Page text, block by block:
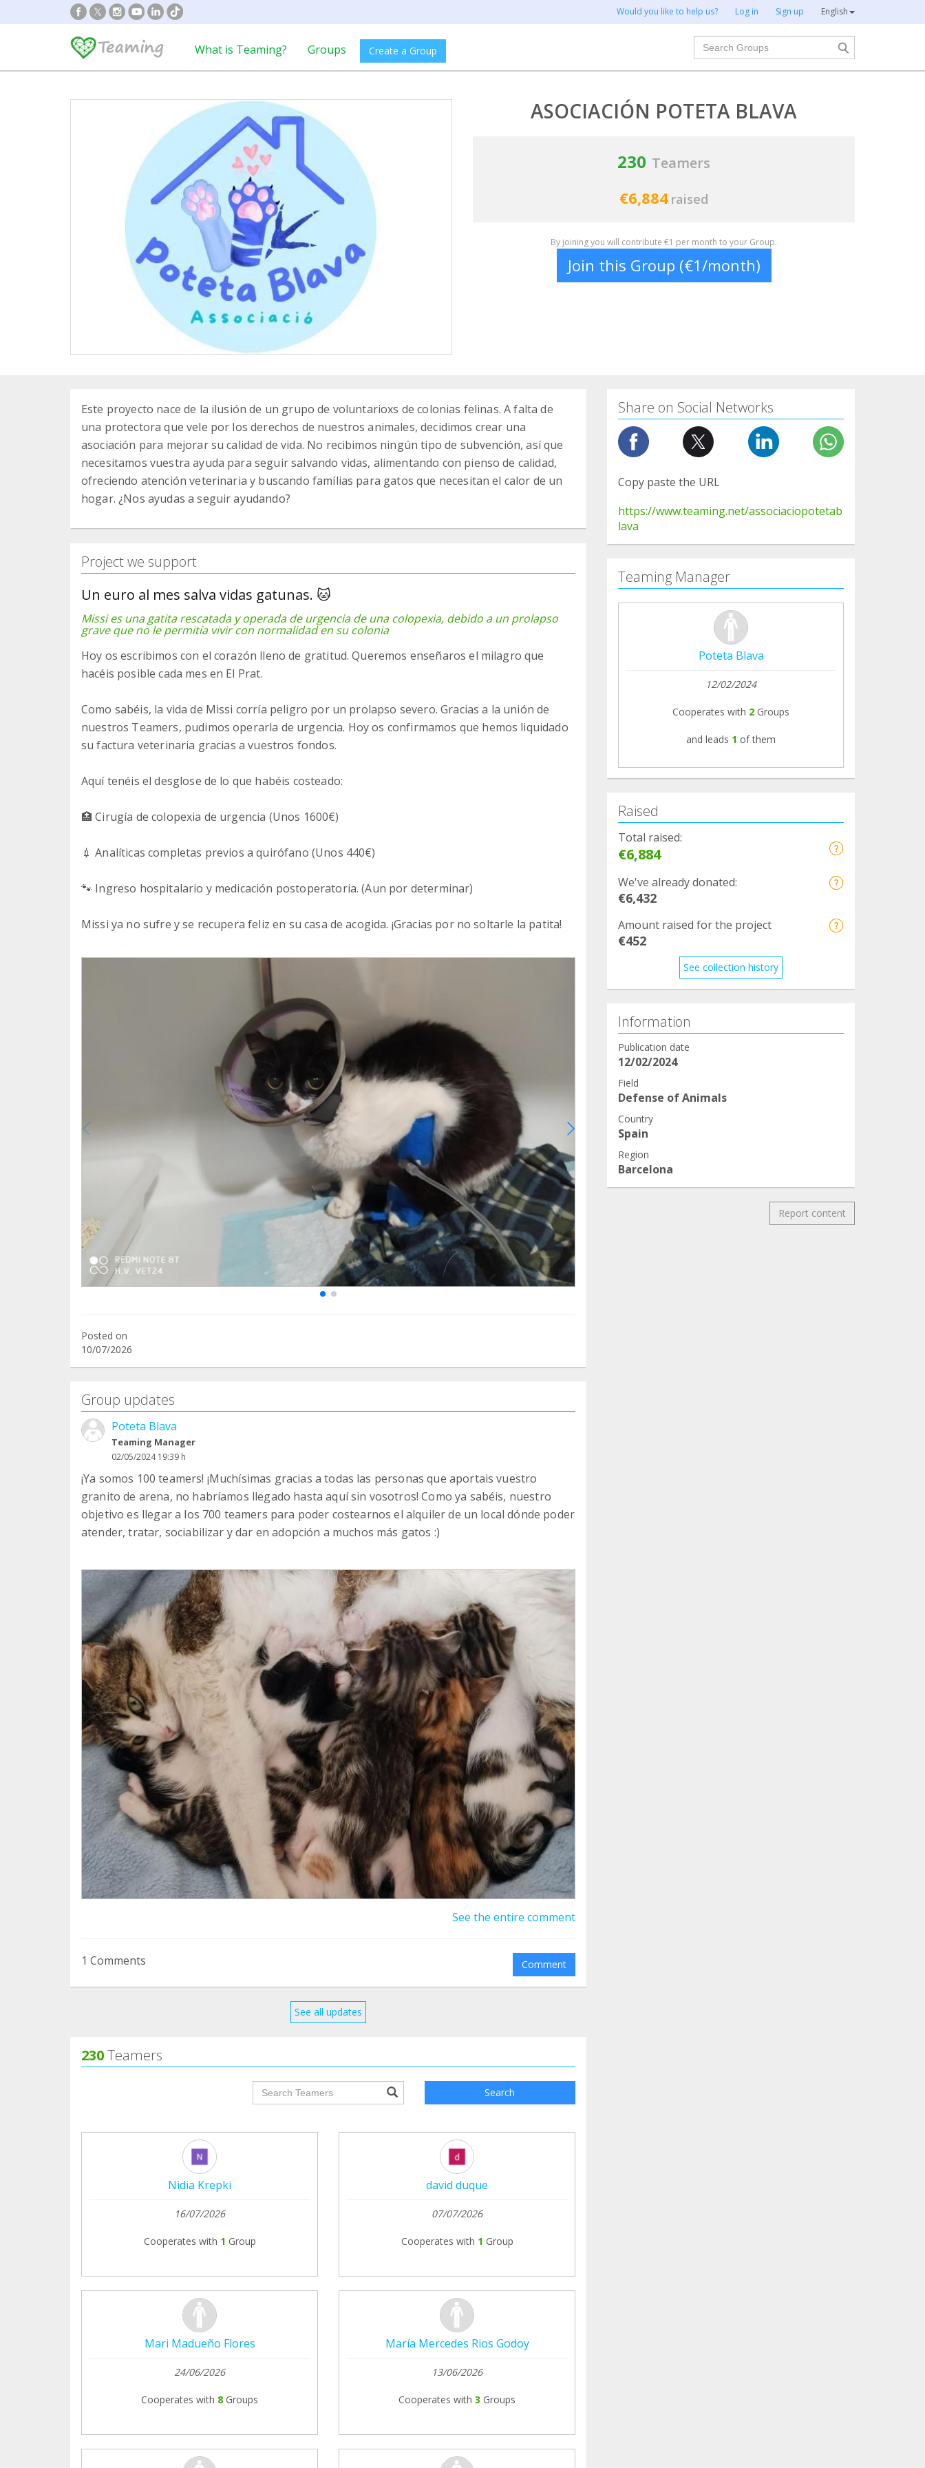
Would you like to help us? Log in Sign up English
What is Teaming? Groups Create a Group
Search
ASOCIACIÓN POTETA BLAVA
230 Teamers
€6,884 raised
By joining you will contribute €1 per month to your Group.
Join this Group (€1/month)
Este proyecto nace de la ilusión de un grupo de voluntarioxs de colonias felinas. A falta de
una protectora que vele por los derechos de nuestros animales, decidimos crear una
asociación para mejorar su calidad de vida. No recibimos ningún tipo de subvención, así que
necesitamos vuestra ayuda para seguir salvando vidas, alimentando con pienso de calidad,
ofreciendo atención veterinaria y buscando famílias para gatos que necesitan el calor de un
hogar. ¿Nos ayudas a seguir ayudando?
Project we support
Un euro al mes salva vidas gatunas. 🐱
Missi es una gatita rescatada y operada de urgencia de una colopexia, debido a un prolapso
grave que no le permitía vivir con normalidad en su colonia
Hoy os escribimos con el corazón lleno de gratitud. Queremos enseñaros el milagro que
hacéis posible cada mes en El Prat.
Como sabéis, la vida de Missi corría peligro por un prolapso severo. Gracias a la unión de
nuestros Teamers, pudimos operarla de urgencia. Hoy os confirmamos que hemos liquidado
su factura veterinaria gracias a vuestros fondos.
Aquí tenéis el desglose de lo que habéis costeado:
🏥 Cirugía de colopexia de urgencia (Unos 1600€)
💉 Analíticas completas previos a quirófano (Unos 440€)
🐾 Ingreso hospitalario y medicación postoperatoria. (Aun por determinar)
Missi ya no sufre y se recupera feliz en su casa de acogida. ¡Gracias por no soltarle la patita!
Posted on
10/07/2026
Group updates
Poteta Blava
Teaming Manager
02/05/2024 19:39 h
¡Ya somos 100 teamers! ¡Muchísimas gracias a todas las personas que aportais vuestro
granito de arena, no habríamos llegado hasta aquí sin vosotros! Como ya sabéis, nuestro
objetivo es llegar a los 700 teamers para poder costearnos el alquiler de un local dónde poder
atender, tratar, sociabilizar y dar en adopción a muchos más gatos :)
See the entire comment
1 Comments Comment
See all updates
230Teamers
groupProfile.searchForm.search.text??? Search
Nidia Krepki
16/07/2026
Cooperates with 1 Group
david duque
07/07/2026
Cooperates with 1 Group
Mari Madueño Flores
24/06/2026
Cooperates with 8 Groups
María Mercedes Rios Godoy
13/06/2026
Cooperates with 3 Groups
Share on Social Networks
Copy paste the URL
https://www.teaming.net/associaciopotetab
lava
Teaming Manager
Poteta Blava
12/02/2024
Cooperates with 2 Groups
and leads 1 of them
Raised
Total raised:
€6,884
We've already donated:
€6,432
Amount raised for the project
€452
See collection history
Information
Publication date
12/02/2024
Field
Defense of Animals
Country
Spain
Region
Barcelona
Report content